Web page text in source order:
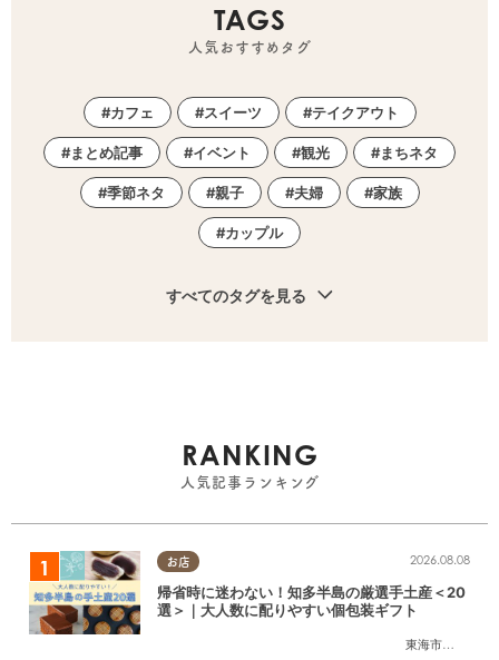
TAGS
人気おすすめタグ
カフェ スイーツ テイクアウト
まとめ記事 イベント 観光 まちネタ
季節ネタ 親子 夫婦 家族
カップル
すべてのタグを見る
RANKING
人気記事ランキング
お店
東海市
,大府市
2026.08.08
帰省時に迷わない！知多半島の厳選手土産＜20
選＞｜大人数に配りやすい個包装ギフト